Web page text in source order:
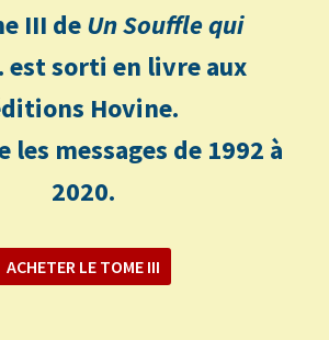
III deUn Souffle qui
est sorti en livre aux
Hovine.
les messages de 1992 à
2020.
ACHETER LE TOME III